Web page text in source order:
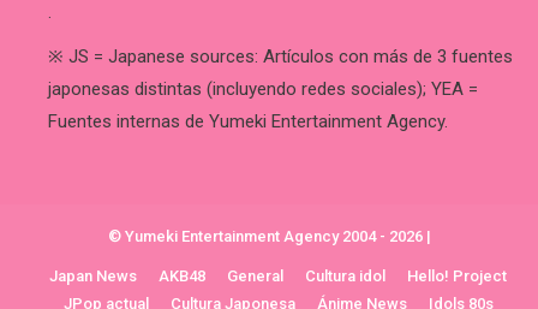
.
※ JS = Japanese sources: Artículos con más de 3 fuentes
japonesas distintas (incluyendo redes sociales); YEA =
Fuentes internas de Yumeki Entertainment Agency.
© Yumeki Entertainment Agency 2004 - 2026 |
Japan News AKB48 General Cultura idol
Hello! Project
JPop actual
Cultura Japonesa Ánime News Idols 80s